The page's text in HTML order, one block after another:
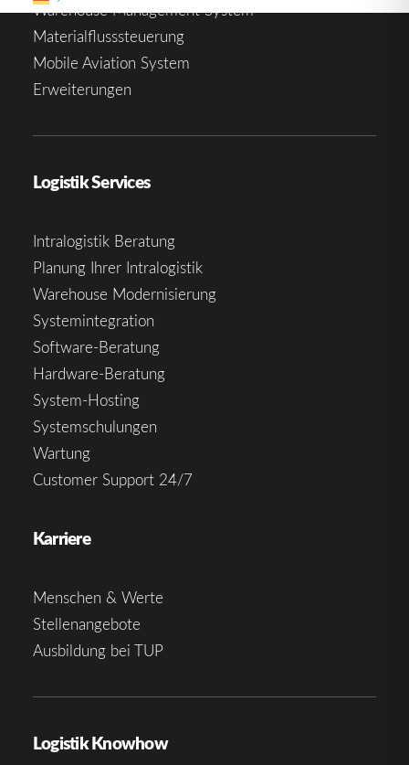
Warehouse Management System
Materialflusssteuerung
Mobile Aviation System
Erweiterungen
Logistik Services
Intralogistik Beratung
Planung Ihrer Intralogistik
Warehouse Modernisierung
Systemintegration
Software-Beratung
Hardware-Beratung
System-Hosting
Systemschulungen
Wartung
Customer Support 24/7
Karriere
Menschen & Werte
Stellenangebote
Ausbildung bei TUP
Logistik Knowhow